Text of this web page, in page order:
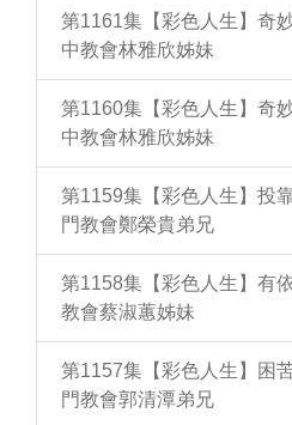
第1161集【彩色人生】奇
中教會林雅欣姊妹
第1160集【彩色人生】奇
中教會林雅欣姊妹
第1159集【彩色人生】投
門教會鄭榮貴弟兄
第1158集【彩色人生】有
教會蔡淑蕙姊妹
第1157集【彩色人生】困
門教會郭清潭弟兄